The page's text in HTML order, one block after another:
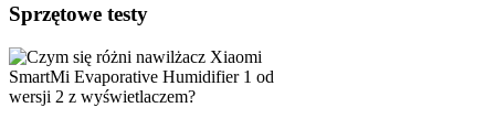
Sprzętowe testy